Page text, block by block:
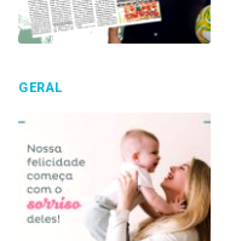
GERAL